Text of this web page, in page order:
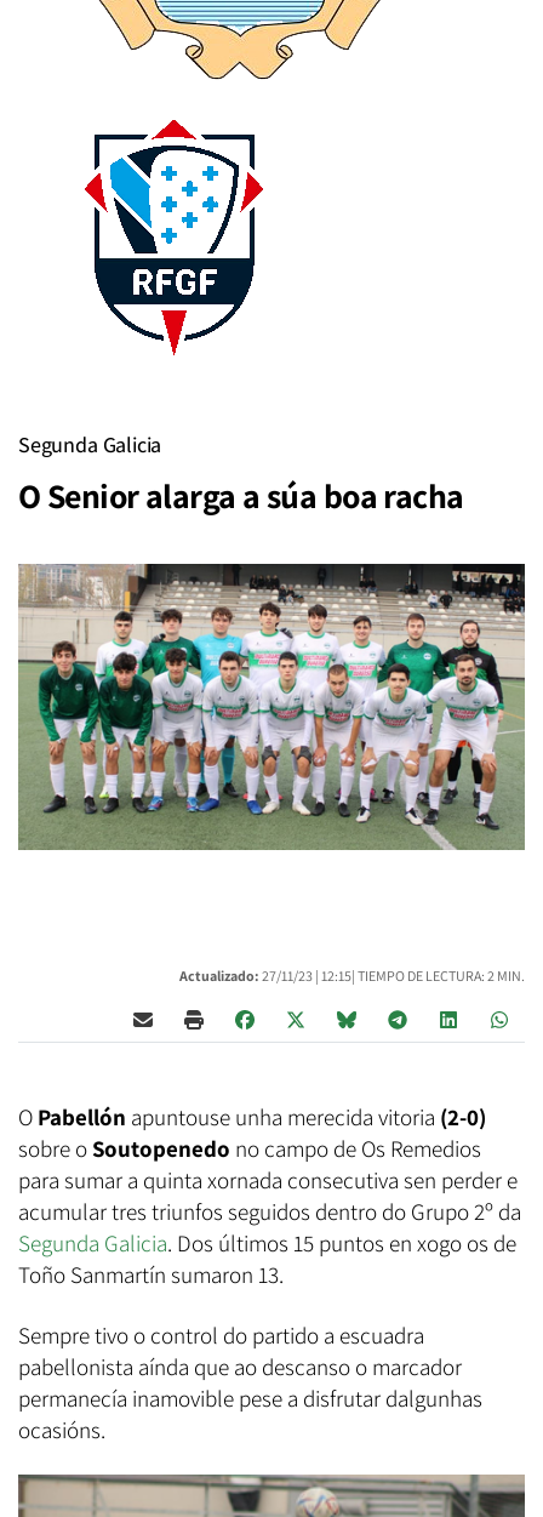
Segunda Galicia
O Senior alarga a súa boa racha
Actualizado: 27/11/23 | 12:15| TIEMPO DE LECTURA: 2 MIN.
O Pabellón apuntouse unha merecida vitoria (2-0)
sobre oSoutopenedo no campo de Os Remedios
para sumar a quinta xornada consecutiva sen perder e
acumular tres triunfos seguidos dentro do Grupo 2º da
Segunda Galicia. Dos últimos 15 puntos en xogo os de
Toño Sanmartín sumaron 13.
Sempre tivo o control do partido a escuadra
pabellonista aínda que ao descanso o marcador
permanecía inamovible pese a disfrutar dalgunhas
ocasións.